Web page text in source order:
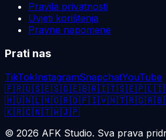
Pravila privatnosti
Uvjeti korištenja
Pravne napomene
Prati nas
TikTokInstagramSnapchatYouTube
🇫🇷🇺🇸🇪🇸🇩🇪🇧🇷🇮🇹🇸🇪🇵🇱
🇭🇺🇳🇱🇳🇴🇷🇴🇫🇮🇻🇳🇹🇷🇬🇷
🇰🇷🇨🇳🇹🇼🇯🇵
© 2026 AFK Studio. Sva prava